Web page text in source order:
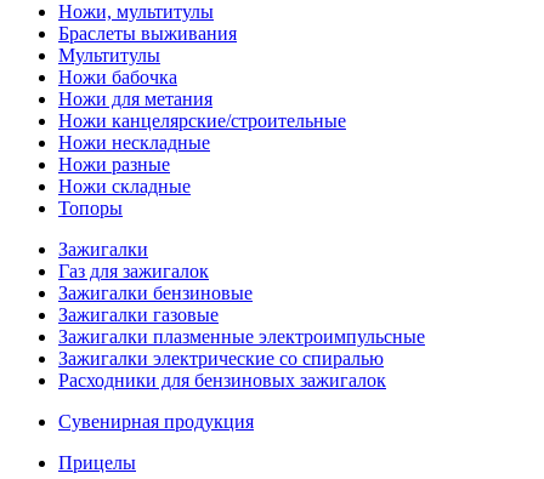
Ножи, мультитулы
Браслеты выживания
Мультитулы
Ножи бабочка
Ножи для метания
Ножи канцелярские/строительные
Ножи нескладные
Ножи разные
Ножи складные
Топоры
Зажигалки
Газ для зажигалок
Зажигалки бензиновые
Зажигалки газовые
Зажигалки плазменные электроимпульсные
Зажигалки электрические со спиралью
Расходники для бензиновых зажигалок
Сувенирная продукция
Прицелы